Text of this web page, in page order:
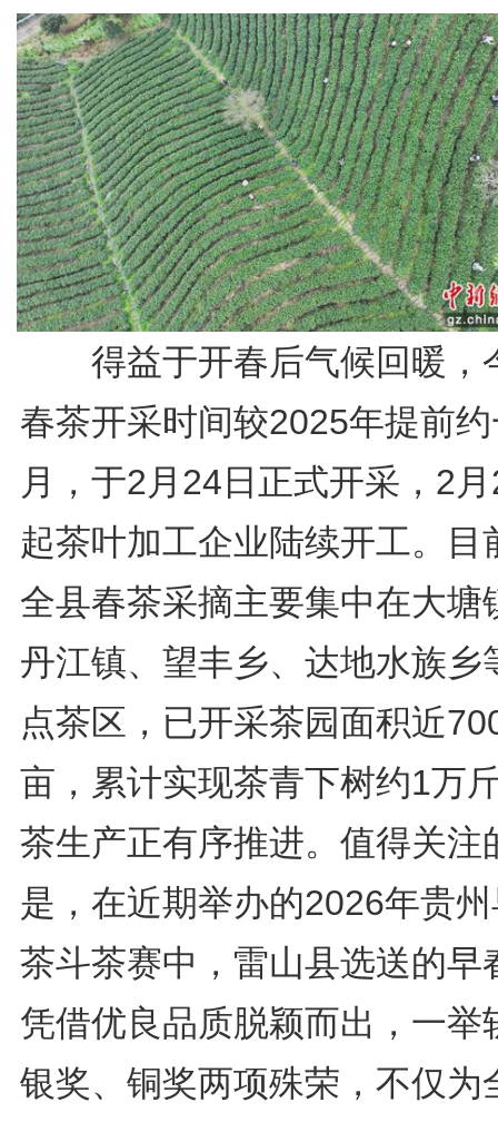
得益于开春后气候回暖，
春茶开采时间较2025年提前
月，于2月24日正式开采，2
起茶叶加工企业陆续开工。目
全县春茶采摘主要集中在大塘
丹江镇、望丰乡、达地水族乡
点茶区，已开采茶园面积近
亩，累计实现茶青下树约1万
茶生产正有序推进。值得关注
是，在近期举办的2026年贵
茶斗茶赛中，雷山县选送的早
凭借优良品质脱颖而出，一举
银奖、铜奖两项殊荣，不仅为